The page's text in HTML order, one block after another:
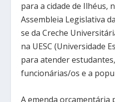
para a cidade de Ilhéus,
Assembleia Legislativa
se da Creche
na UESC (Universidade
para atender
funcionárias/os e a
A emenda orçamentária